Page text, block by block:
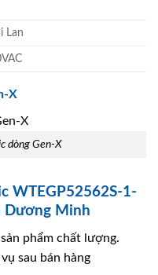
Lan
X
dòng Gen-X
WTEGP52562S-1-
Dương Minh
phẩm chất lượng.
sau bán hàng